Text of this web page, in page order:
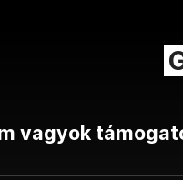
vagyok